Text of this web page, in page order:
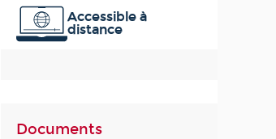
Accessible à
distance
Documents